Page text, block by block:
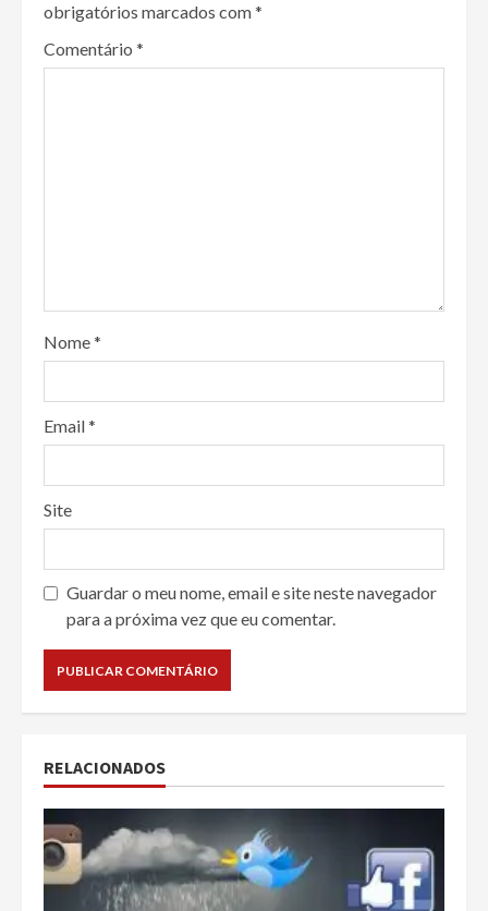
obrigatórios marcados com*
Comentário *
Nome*
Email*
Site
Guardar o meu nome, email e site neste navegador
para a próxima vez que eu comentar.
RELACIONADOS